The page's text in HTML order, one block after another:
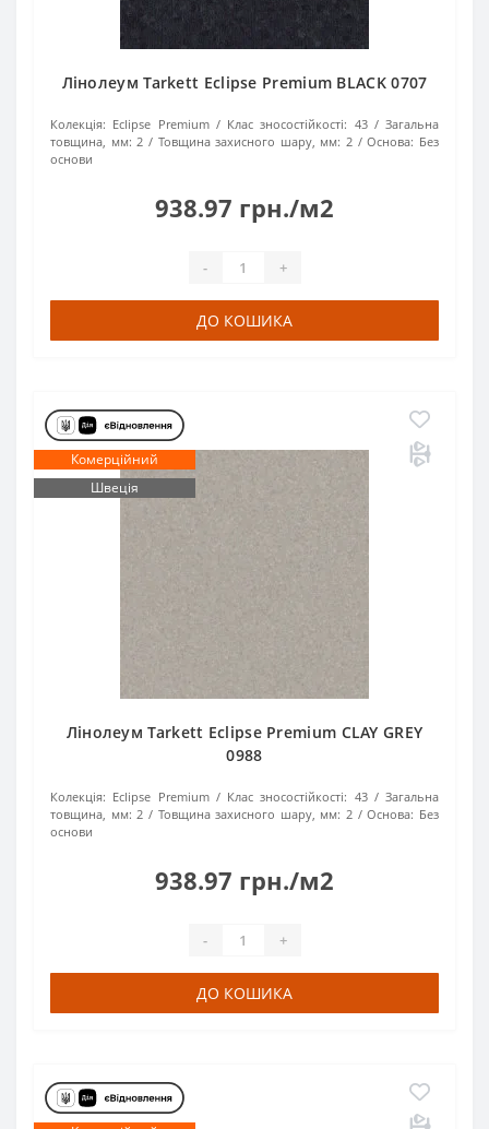
Лінолеум Tarkett Eclipse Premium BLACK 0707
Колекція: Eclipse Premium Клас зносостійкості: 43
Загальна
товщина, мм: 2 Товщина захисного шару, мм: 2 Основа: Без
основи
938.97 грн./м2
- +
ДО КОШИКА
Комерційний
Швеція
Лінолеум Tarkett Eclipse Premium CLAY GREY
0988
Колекція: Eclipse Premium Клас зносостійкості: 43
Загальна
товщина, мм: 2 Товщина захисного шару, мм: 2 Основа: Без
основи
938.97 грн./м2
- +
ДО КОШИКА